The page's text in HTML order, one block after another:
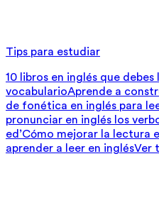
Tips para estudiar
10 libros en inglés que
vocabularioAprende a
de fonética en inglés para
pronunciar en inglés los
ed’Cómo mejorar la lectura
aprender a leer en inglésVer